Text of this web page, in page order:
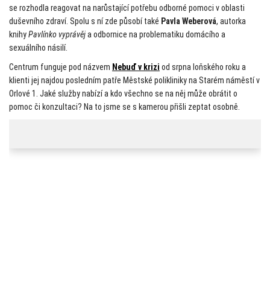
se rozhodla reagovat na narůstající potřebu odborné pomoci v oblasti
duševního zdraví. Spolu s ní zde působí také Pavla Weberová, autorka
knihyPavlínko vyprávěja odbornice na problematiku domácího a
sexuálního násilí.
Centrum funguje pod názvem Nebuď v krizi od srpna loňského roku a
klienti jej najdou posledním patře Městské polikliniky na Starém náměstí v
Orlové 1. Jaké služby nabízí a kdo všechno se na něj může obrátit o
pomoc či konzultaci? Na to jsme se s kamerou přišli zeptat osobně.